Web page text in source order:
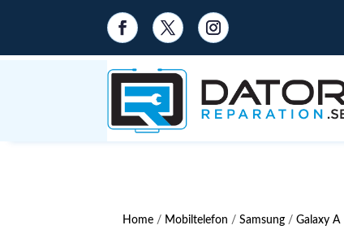
Home / Mobiltelefon /Samsung /Galaxy A